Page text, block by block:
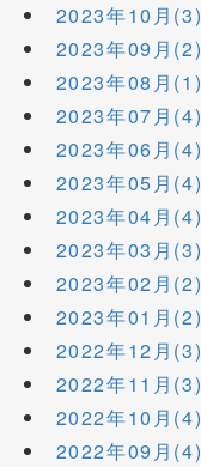
2023年10月(3)
2023年09月(2)
2023年08月(1)
2023年07月(4)
2023年06月(4)
2023年05月(4)
2023年04月(4)
2023年03月(3)
2023年02月(2)
2023年01月(2)
2022年12月(3)
2022年11月(3)
2022年10月(4)
2022年09月(4)